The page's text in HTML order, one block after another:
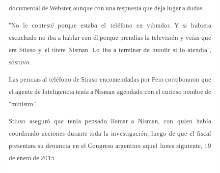
documental de Webster, aunque con una respuesta que deja lugar a dudas.
"No le contesté porque estaba el teléfono en vibrador. Y si hubiera
escuchado no iba a hablar con él porque prendías la televisión y veías que
era Stiuso y el títere Nisman. Lo iba a terminar de hundir si lo atendía",
sostuvo.
Las pericias al teléfono de Stiuso encomendadas por Fein corroboraron que
el agente de Inteligencia tenía a Nisman agendado con el curioso nombre de
"ministro".
Stiuso aseguró que tenía pensado llamar a Nisman, con quien había
coordinado acciones durante toda la investigación, luego de que el fiscal
presentara su denuncia en el Congreso argentino aquel lunes siguiente, 19
de enero de 2015.